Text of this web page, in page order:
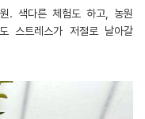
. 색다른 체험도 하고, 농원
스트레스가 저절로 날아갈